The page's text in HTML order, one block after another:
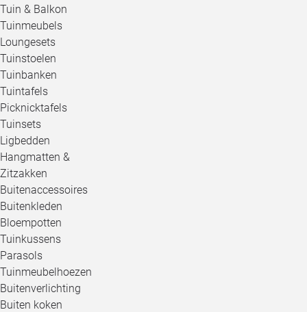
Tuin & Balkon
Tuinmeubels
Loungesets
Tuinstoelen
Tuinbanken
Tuintafels
Picknicktafels
Tuinsets
Ligbedden
Hangmatten &
Zitzakken
Buitenaccessoires
Buitenkleden
Bloempotten
Tuinkussens
Parasols
Tuinmeubelhoezen
Buitenverlichting
Buiten koken